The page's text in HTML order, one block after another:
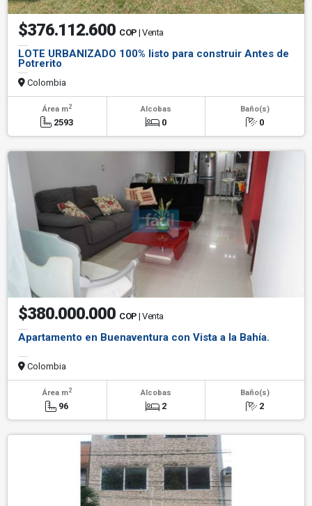
$376.112.600 COP | Venta
LOTE URBANIZADO 100% listo para construir Antes de
Potrerito
Colombia
Área m2
2593
Alcobas
0
Baño(s)
0
$380.000.000 COP | Venta
Apartamento en Buenaventura con Vista a la Bahía.
Colombia
Área m2
96
Alcobas
2
Baño(s)
2